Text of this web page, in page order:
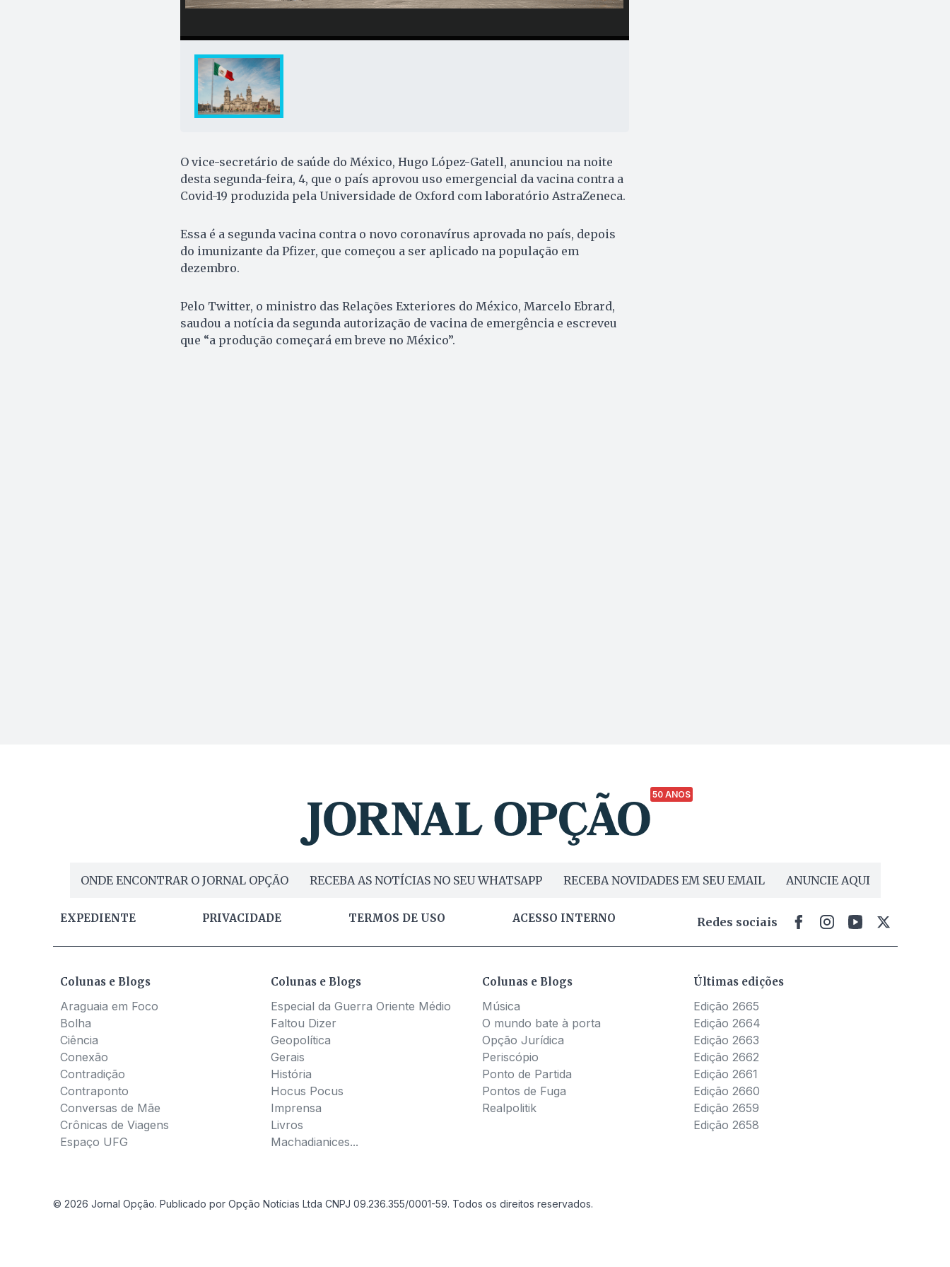
O vice-secretário de saúde do México, Hugo López-Gatell, anunciou na noite
desta segunda-feira, 4, que o país aprovou uso emergencial da vacina contra a
Covid-19 produzida pela Universidade de Oxford com laboratório AstraZeneca.
Essa é a segunda vacina contra o novo coronavírus aprovada no país, depois
do imunizante da Pfizer, que começou a ser aplicado na população em
dezembro.
Pelo Twitter, o ministro das Relações Exteriores do México, Marcelo Ebrard,
saudou a notícia da segunda autorização de vacina de emergência e escreveu
que “a produção começará em breve no México”.
50 ANOS
ONDE ENCONTRAR O JORNAL OPÇÃO RECEBA AS NOTÍCIAS NO SEU WHATSAPP RECEBA NOVIDADES EM SEU EMAIL ANUNCIE AQUI
EXPEDIENTE PRIVACIDADE TERMOS DE USO ACESSO INTERNO Redes sociais
Colunas e Blogs
Araguaia em Foco
Bolha
Ciência
Conexão
Contradição
Contraponto
Conversas de Mãe
Crônicas de Viagens
Espaço UFG
Colunas e Blogs
Especial da Guerra Oriente Médio
Faltou Dizer
Geopolítica
Gerais
História
Hocus Pocus
Imprensa
Livros
Machadianices...
Colunas e Blogs
Música
O mundo bate à porta
Opção Jurídica
Periscópio
Ponto de Partida
Pontos de Fuga
Realpolitik
Últimas edições
Edição 2665
Edição 2664
Edição 2663
Edição 2662
Edição 2661
Edição 2660
Edição 2659
Edição 2658
© 2026 Jornal Opção. Publicado por Opção Notícias Ltda CNPJ 09.236.355/0001-59. Todos os direitos reservados.